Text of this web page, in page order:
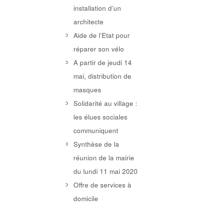
installation d’un
architecte
Aide de l’Etat pour
réparer son vélo
A partir de jeudi 14
mai, distribution de
masques
Solidarité au village :
les élues sociales
communiquent
Synthèse de la
réunion de la mairie
du lundi 11 mai 2020
Offre de services à
domicile